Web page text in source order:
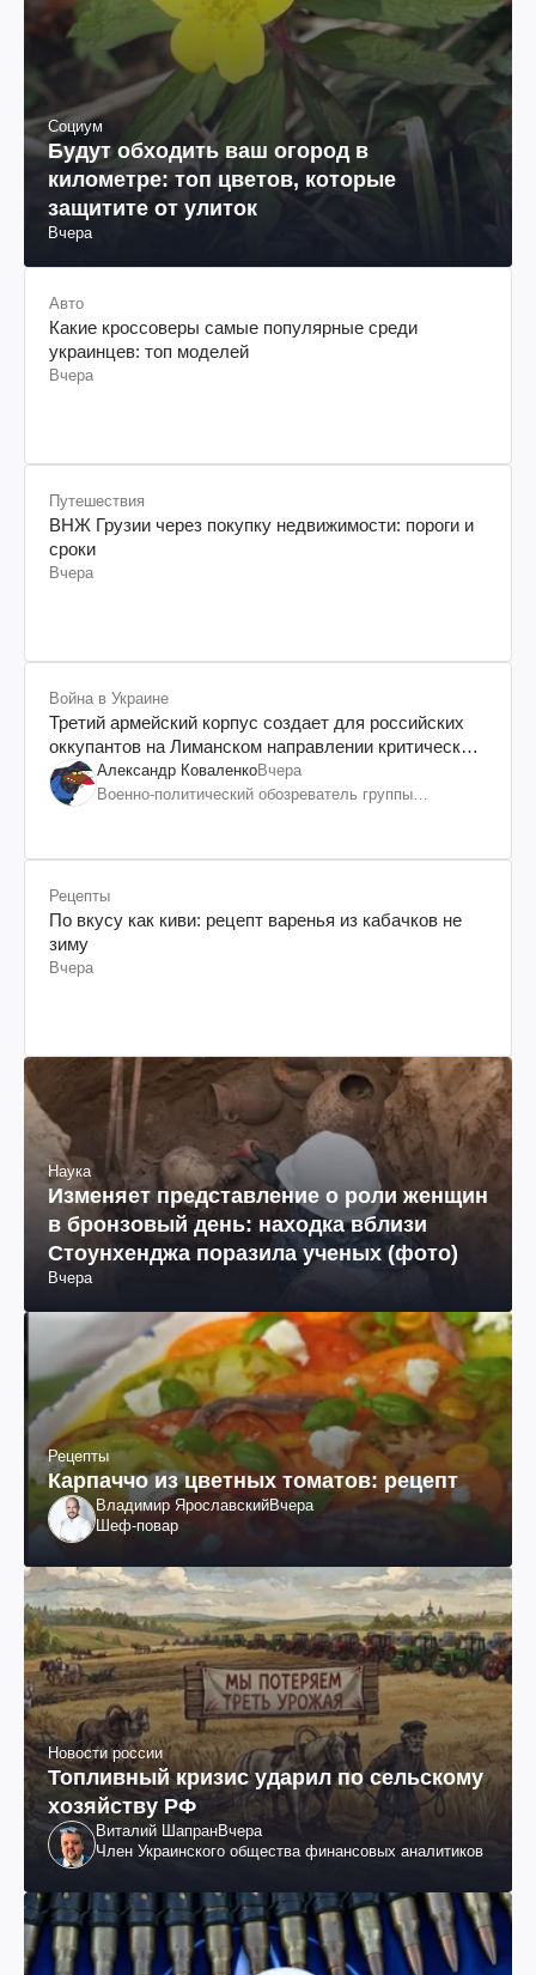
Социум
Будут обходить ваш огород в
километре: топ цветов, которые
защитите от улиток
Вчера
Авто
Какие кроссоверы самые популярные среди
украинцев: топ моделей
Вчера
Путешествия
ВНЖ Грузии через покупку недвижимости: пороги и
сроки
Вчера
Война в Украине
Третий армейский корпус создает для российских
оккупантов на Лиманском направлении критический
дискомфорт: как это удалось
Александр КоваленкоВчера
Военно-политический обозреватель группы
Рецепты
По вкусу как киви: рецепт варенья из кабачков не
зиму
Вчера
Наука
Изменяет представление о роли женщин
в бронзовый день: находка вблизи
Стоунхенджа поразила ученых (фото)
Вчера
Рецепты
Карпаччо из цветных томатов: рецепт
Владимир ЯрославскийВчера
Шеф-повар
Новости россии
Топливный кризис ударил по сельскому
хозяйству РФ
Виталий ШапранВчера
Член Украинского общества финансовых аналитиков